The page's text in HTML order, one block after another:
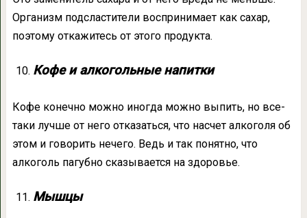
Организм подсластители воспринимает как сахар,
поэтому откажитесь от этого продукта.
Кофе и алкогольные напитки
Кофе конечно можно иногда можно выпить, но все-
таки лучше от него отказаться, что насчет алкоголя об
этом и говорить нечего. Ведь и так понятно, что
алкоголь пагубно сказывается на здоровье.
Мышцы